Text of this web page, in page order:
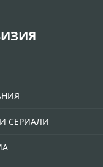
СЕРИАЛИ